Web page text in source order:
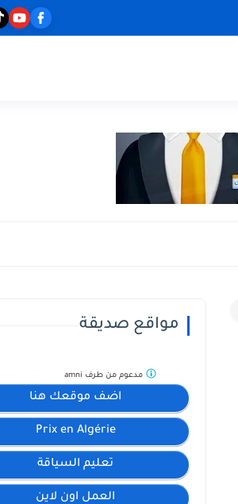
مواقع صديقة
اضف موقعك هنا
Prix en Algérie
تعليم السياقة
العمل اون لاين
مدعوم من طرف amni